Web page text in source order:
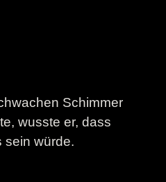
Schimmer
wusste er, dass
sein würde.